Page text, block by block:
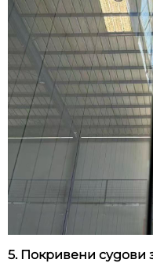
5. Покривени судови